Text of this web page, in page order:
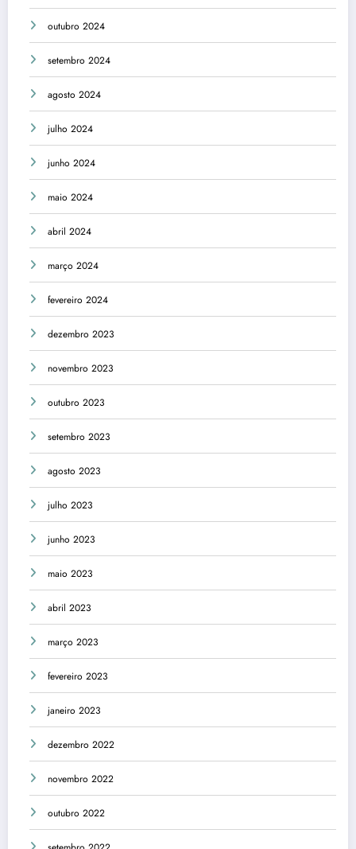
outubro 2024
setembro 2024
agosto 2024
julho 2024
junho 2024
maio 2024
abril 2024
março 2024
fevereiro 2024
dezembro 2023
novembro 2023
outubro 2023
setembro 2023
agosto 2023
julho 2023
junho 2023
maio 2023
abril 2023
março 2023
fevereiro 2023
janeiro 2023
dezembro 2022
novembro 2022
outubro 2022